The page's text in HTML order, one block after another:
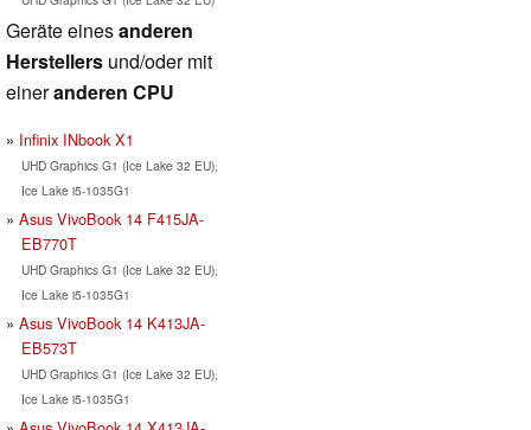
Geräte einesanderen
Herstellers und/oder mit
eineranderen CPU
Infinix INbook X1
UHD Graphics G1 (Ice Lake 32 EU),
Ice Lake i5-1035G1
Asus VivoBook 14 F415JA-
EB770T
UHD Graphics G1 (Ice Lake 32 EU),
Ice Lake i5-1035G1
Asus VivoBook 14 K413JA-
EB573T
UHD Graphics G1 (Ice Lake 32 EU),
Ice Lake i5-1035G1